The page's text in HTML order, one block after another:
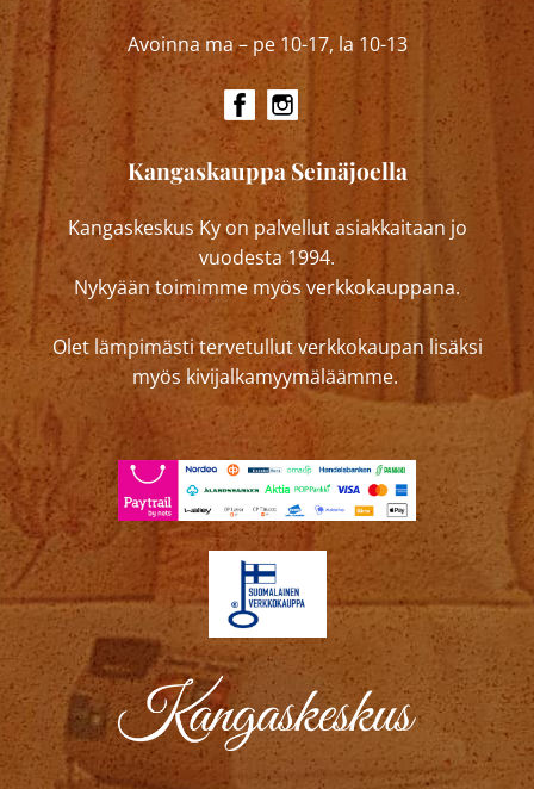
Avoinna ma – pe 10-17, la 10-13
Kangaskauppa Seinäjoella
Kangaskeskus Ky on palvellut asiakkaitaan jo
vuodesta 1994.
Nykyään toimimme myös verkkokauppana.
Olet lämpimästi tervetullut verkkokaupan lisäksi
myös kivijalkamyymäläämme.